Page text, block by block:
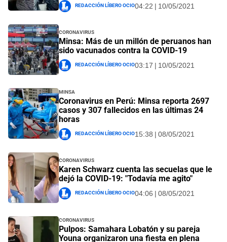
Redacción Líbero Ocio04:22 | 10/05/2021
Coronavirus
Minsa: Más de un millón de peruanos han
sido vacunados contra la COVID-19
Redacción Líbero Ocio03:17 | 10/05/2021
MINSA
Coronavirus en Perú: Minsa reporta 2697
casos y 307 fallecidos en las últimas 24
horas
Redacción Líbero Ocio15:38 | 08/05/2021
Coronavirus
Karen Schwarz cuenta las secuelas que le
dejó la COVID-19: "Todavía me agito"
Redacción Líbero Ocio04:06 | 08/05/2021
Coronavirus
Pulpos: Samahara Lobatón y su pareja
Youna organizaron una fiesta en plena